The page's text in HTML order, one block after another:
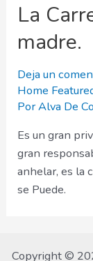
La
madre.
Deja un
Home
PorAlva De
Es un gran
gran
anhelar, es la
se Puede.
Copyright ©